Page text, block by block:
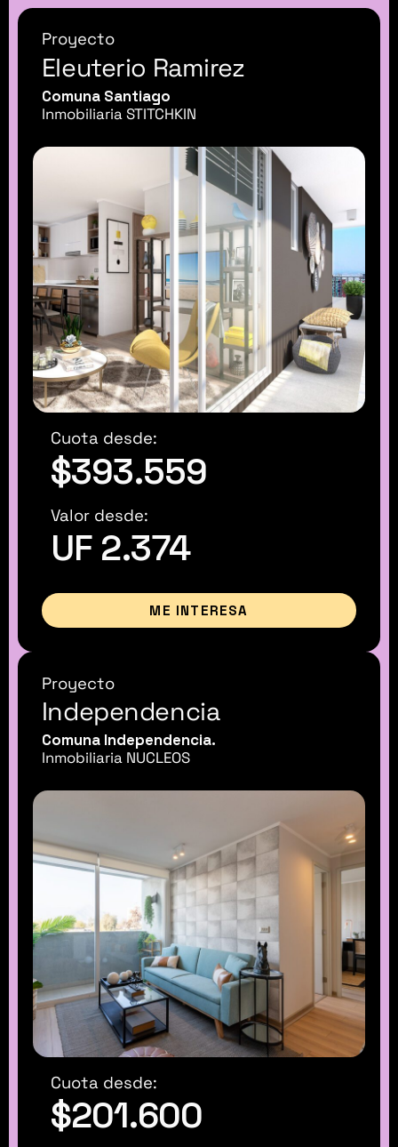
Proyecto
Eleuterio Ramirez
Comuna Santiago
Inmobiliaria STITCHKIN
Cuota desde:
$393.559
Valor desde:
UF 2.374
ME INTERESA
Proyecto
Independencia
Comuna Independencia.
Inmobiliaria NUCLEOS
Cuota desde:
$201.600